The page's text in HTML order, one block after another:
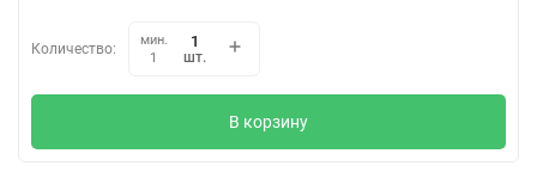
Количество:
мин.
1
шт.
В корзину